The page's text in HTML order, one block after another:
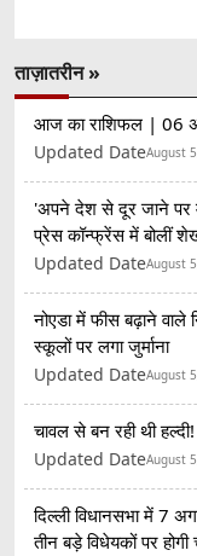
ताज़ातरीन »
आज का राशिफल | 06
Updated DateAugust
'अपने देश से दूर जाने पर
प्रेस कॉन्फ्रेंस में बोलीं
Updated DateAugust
नोएडा में फीस बढ़ाने
स्कूलों पर लगा जुर्माना
Updated DateAugust
चावल से बन रही थी
Updated DateAugust
दिल्ली विधानसभा में 7
तीन बड़े विधेयकों पर होगी